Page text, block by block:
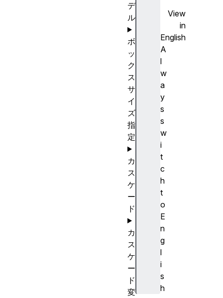
View
in
English
A
l
w
a
y
s
s
w
i
t
c
h
t
o
E
n
g
l
i
s
h
デ
ル
ボ
ッ
ク
ス
サ
イ
ズ
指
定
カ
ス
ケ
ー
ド
カ
ス
ケ
ー
ド
変